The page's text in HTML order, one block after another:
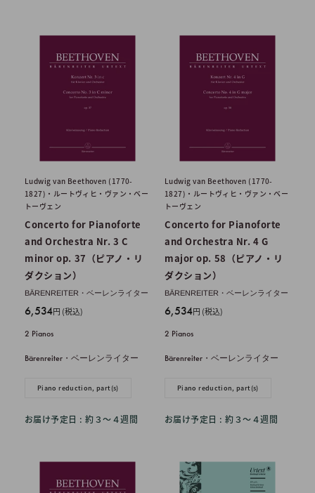
Ludwig van Beethoven (1770-
1827)・ルートヴィヒ・ヴァン・ベー
トーヴェン
Concerto for Pianoforte
and Orchestra Nr. 3 C
minor op. 37（ピアノ・リ
ダクション）
BÄRENREITER・ベーレンライター
販
価
格
6,534円 (税込)
2 Pianos
Bärenreiter・ベーレンライター
Piano reduction, part(s)
お届け予定日 : 約３〜４週間
Ludwig van Beethoven (1770-
1827)・ルートヴィヒ・ヴァン・ベー
トーヴェン
Concerto for Pianoforte
and Orchestra Nr. 4 G
major op. 58（ピアノ・リ
ダクション）
BÄRENREITER・ベーレンライター
販
価
格
6,534円 (税込)
2 Pianos
Bärenreiter・ベーレンライター
Piano reduction, part(s)
お届け予定日 : 約３〜４週間